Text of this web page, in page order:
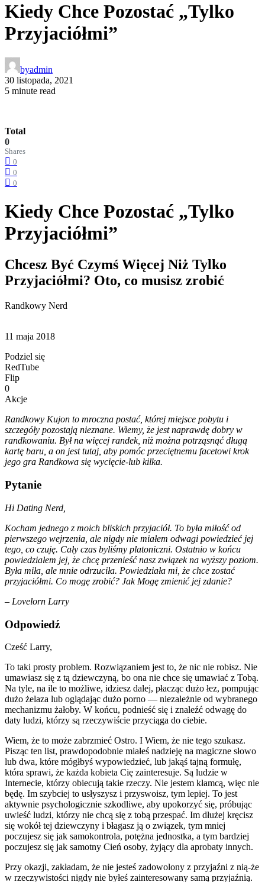
Kiedy Chce Pozostać „Tylko
Przyjaciółmi”
byadmin
30 listopada, 2021
5 minute read
Total
0
Shares
0
0
0
Kiedy Chce Pozostać „Tylko
Przyjaciółmi”
Chcesz Być Czymś Więcej Niż Tylko
Przyjaciółmi? Oto, co musisz zrobić
Randkowy Nerd
11 maja 2018
Podziel się
RedTube
Flip
0
Akcje
Randkowy Kujon to mroczna postać, której miejsce pobytu i
szczegóły pozostają nieznane. Wiemy, że jest naprawdę dobry w
randkowaniu. Był na więcej randek, niż można potrząsnąć długą
kartę baru, a on jest tutaj, aby pomóc przeciętnemu facetowi krok
jego gra Randkowa się wycięcie-lub kilka.
Pytanie
Hi Dating Nerd,
Kocham jednego z moich bliskich przyjaciół. To była miłość od
pierwszego wejrzenia, ale nigdy nie miałem odwagi powiedzieć jej
tego, co czuję. Cały czas byliśmy platoniczni. Ostatnio w końcu
powiedziałem jej, że chcę przenieść nasz związek na wyższy poziom.
Była miła, ale mnie odrzuciła. Powiedziała mi, że chce zostać
przyjaciółmi. Co mogę zrobić? Jak Mogę zmienić jej zdanie?
– Lovelorn Larry
Odpowiedź
Cześć Larry,
To taki prosty problem. Rozwiązaniem jest to, że nic nie robisz. Nie
umawiasz się z tą dziewczyną, bo ona nie chce się umawiać z Tobą.
Na tyle, na ile to możliwe, idziesz dalej, płacząc dużo łez, pompując
dużo żelaza lub oglądając dużo porno — niezależnie od wybranego
mechanizmu żałoby. W końcu, podnieść się i znaleźć odwagę do
daty ludzi, którzy są rzeczywiście przyciąga do ciebie.
Wiem, że to może zabrzmieć Ostro. I Wiem, że nie tego szukasz.
Pisząc ten list, prawdopodobnie miałeś nadzieję na magiczne słowo
lub dwa, które mógłbyś wypowiedzieć, lub jakąś tajną formułę,
która sprawi, że każda kobieta Cię zainteresuje. Są ludzie w
Internecie, którzy obiecują takie rzeczy. Nie jestem kłamcą, więc nie
będę. Im szybciej to usłyszysz i przyswoisz, tym lepiej. To jest
aktywnie psychologicznie szkodliwe, aby upokorzyć się, próbując
uwieść ludzi, którzy nie chcą się z tobą przespać. Im dłużej kręcisz
się wokół tej dziewczyny i błagasz ją o związek, tym mniej
poczujesz się jak samokontrola, potężna jednostka, a tym bardziej
poczujesz się jak samotny Cień osoby, żyjący dla aprobaty innych.
Przy okazji, zakładam, że nie jesteś zadowolony z przyjaźni z nią-że
w rzeczywistości nigdy nie byłeś zainteresowany samą przyjaźnią.